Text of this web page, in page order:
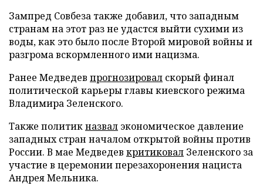
Зампред Совбеза также добавил, что западным
странам на этот раз не удастся выйти сухими из
воды, как это было после Второй мировой войны и
разгрома вскормленного ими нацизма.
Ранее Медведев прогнозировал скорый финал
политической карьеры главы киевского режима
Владимира Зеленского.
Также политикназвал экономическое давление
западных стран началом открытой войны против
России. В мае Медведев критиковал Зеленского за
участие в церемонии перезахоронения нациста
Андрея Мельника.